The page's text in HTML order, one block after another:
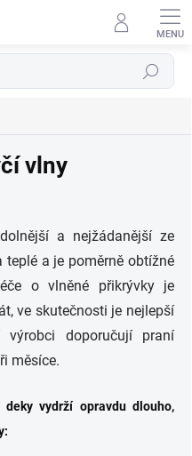
Hledat
vlny
a nejžádanější ze
a je poměrně obtížné
o vlněné přikrývky je
ve skutečnosti je nejlepší
doporučují praní
měsíce.
vydrží opravdu dlouho,